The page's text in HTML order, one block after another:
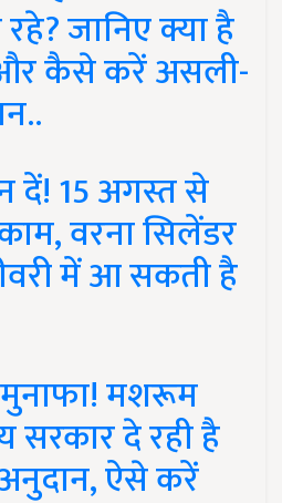
जानिए क्या है
कैसे करें असली-
दें! 15 अगस्त से
वरना सिलेंडर
में आ सकती है
मशरूम
सरकार दे रही है
ऐसे करें